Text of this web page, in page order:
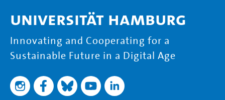
Universität Hamburg
Innovating and Cooperating for a
Sustainable Future in a Digital Age